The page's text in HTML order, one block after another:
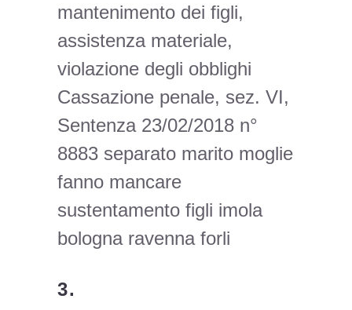
mantenimento dei figli,
assistenza materiale,
violazione degli obblighi
Cassazione penale, sez. VI,
Sentenza 23/02/2018 n°
8883 separato marito moglie
fanno mancare
sustentamento figli imola
bologna ravenna forli
3.